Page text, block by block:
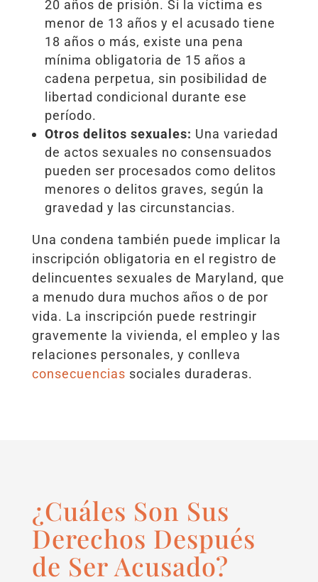
20 años de prisión. Si la víctima es
menor de 13 años y el acusado tiene
18 años o más, existe una pena
mínima obligatoria de 15 años a
cadena perpetua, sin posibilidad de
libertad condicional durante ese
período.
Otros delitos sexuales: Una variedad
de actos sexuales no consensuados
pueden ser procesados como delitos
menores o delitos graves, según la
gravedad y las circunstancias.
Una condena también puede implicar la
inscripción obligatoria en el registro de
delincuentes sexuales de Maryland, que
a menudo dura muchos años o de por
vida. La inscripción puede restringir
gravemente la vivienda, el empleo y las
relaciones personales, y conlleva
consecuencias sociales duraderas.
¿Cuáles Son Sus
Derechos Después
de Ser Acusado?